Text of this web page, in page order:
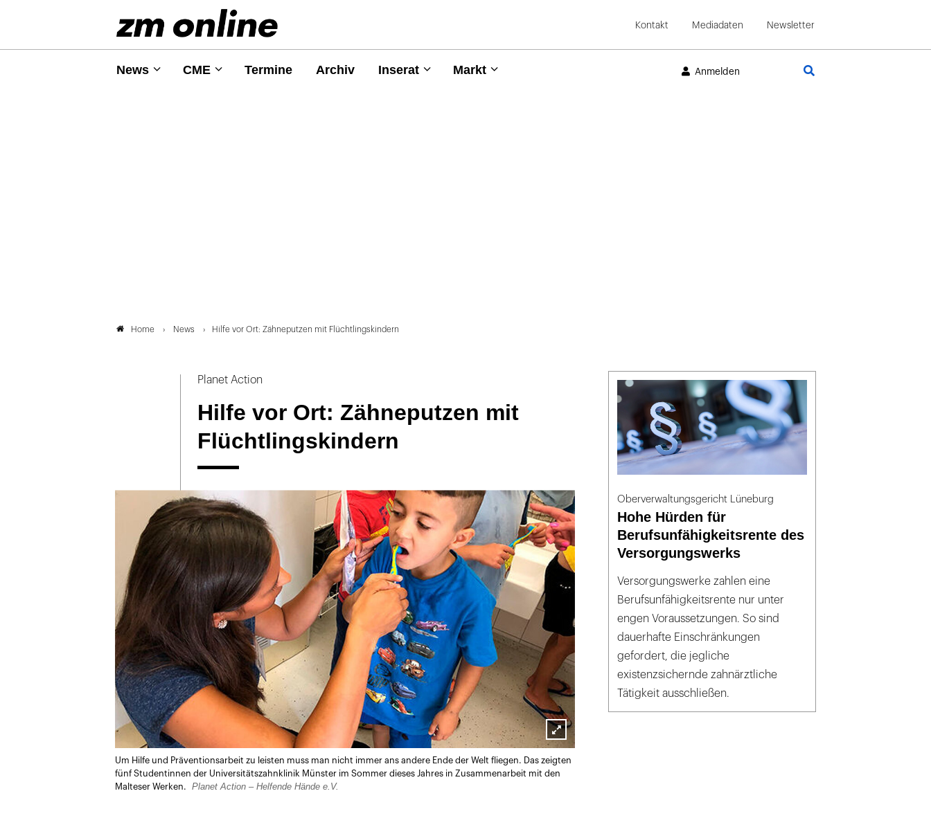
Kontakt Mediadaten Newsletter
News CME Termine Archiv Inserat Markt Anmelden
Home News Hilfe vor Ort: Zähneputzen mit Flüchtlingskindern
Planet Action
Hilfe vor Ort: Zähneputzen mit
Flüchtlingskindern
Lightbox
öffnen
Um Hilfe und Präventionsarbeit zu leisten muss man nicht immer ans andere Ende der Welt fliegen. Das zeigten
fünf Studentinnen der Universitätszahnklinik Münster im Sommer dieses Jahres in Zusammenarbeit mit den
Malteser Werken.
Planet Action – Helfende Hände e.V.
Oberverwaltungsgericht Lüneburg
Hohe Hürden für
Berufsunfähigkeitsrente des
Versorgungswerks
Versorgungswerke zahlen eine
Berufsunfähigkeitsrente nur unter
engen Voraussetzungen. So sind
dauerhafte Einschränkungen
gefordert, die jegliche
existenzsichernde zahnärztliche
Tätigkeit ausschließen.